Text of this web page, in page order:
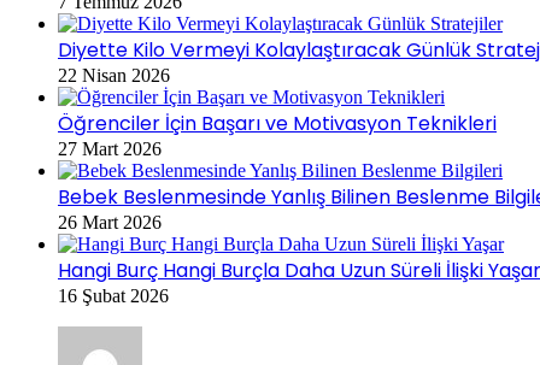
Diyette Kilo Vermeyi Kolaylaştıracak Günlük
22 Nisan 2026
Öğrenciler İçin Başarı ve Motivasyon Teknikleri
27 Mart 2026
Bebek Beslenmesinde Yanlış Bilinen Beslenme
26 Mart 2026
Hangi Burç Hangi Burçla Daha Uzun Süreli İlişki
16 Şubat 2026